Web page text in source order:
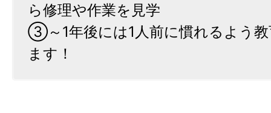
ら修理や作業を見学
③～1年後には1人前に慣れるよう
ます！